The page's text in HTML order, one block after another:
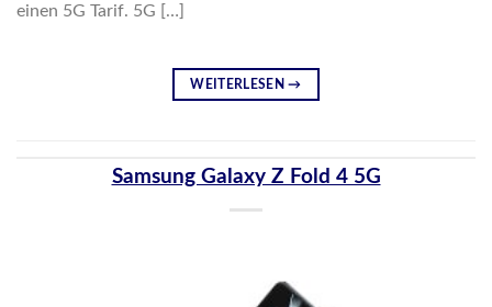
einen 5G Tarif. 5G […]
WEITERLESEN→
Samsung Galaxy Z Fold 4 5G